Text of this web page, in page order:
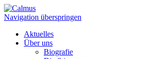
Navigation überspringen
Aktuelles
Über uns
Biografie